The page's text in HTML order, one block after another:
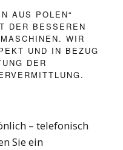
AUS POLEN“
DER BESSEREN
WIR
UND IN BEZUG
DER
– telefonisch
Sie ein